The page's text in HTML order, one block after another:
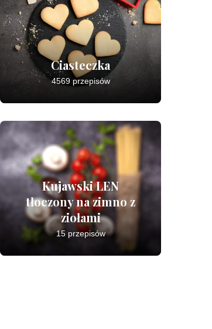
Ciasteczka
4569 przepisów
Kujawski LEN
tłoczony na zimno z
ziołami
15 przepisów